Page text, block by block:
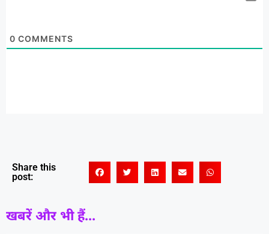
0 COMMENTS
Share this
post:
खबरें और भी हैं...